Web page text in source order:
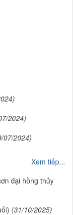
2024)
07/2024)
Xem tiếp...
đại hồng thủy
(31/10/2025)